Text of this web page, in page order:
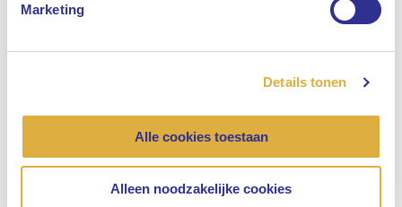
Marketing
Details tonen
Alle cookies toestaan
Alleen noodzakelijke cookies